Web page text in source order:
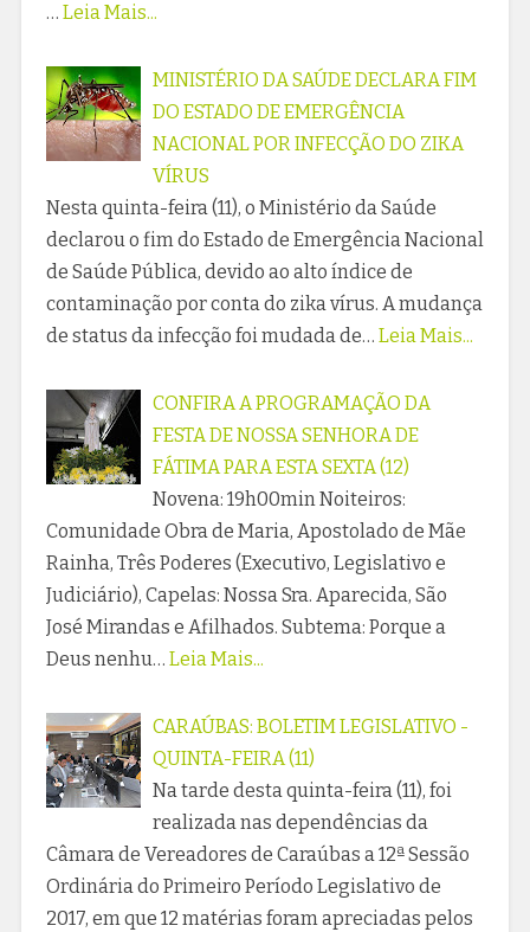
… Leia Mais...
MINISTÉRIO DA SAÚDE DECLARA FIM
DO ESTADO DE EMERGÊNCIA
NACIONAL POR INFECÇÃO DO ZIKA
VÍRUS
Nesta quinta-feira (11), o Ministério da Saúde
declarou o fim do Estado de Emergência Nacional
de Saúde Pública, devido ao alto índice de
contaminação por conta do zika vírus. A mudança
de status da infecção foi mudada de… Leia Mais...
CONFIRA A PROGRAMAÇÃO DA
FESTA DE NOSSA SENHORA DE
FÁTIMA PARA ESTA SEXTA (12)
Novena: 19h00min Noiteiros:
Comunidade Obra de Maria, Apostolado de Mãe
Rainha, Três Poderes (Executivo, Legislativo e
Judiciário), Capelas: Nossa Sra. Aparecida, São
José Mirandas e Afilhados. Subtema: Porque a
Deus nenhu… Leia Mais...
CARAÚBAS: BOLETIM LEGISLATIVO -
QUINTA-FEIRA (11)
Na tarde desta quinta-feira (11), foi
realizada nas dependências da
Câmara de Vereadores de Caraúbas a 12ª Sessão
Ordinária do Primeiro Período Legislativo de
2017, em que 12 matérias foram apreciadas pelos